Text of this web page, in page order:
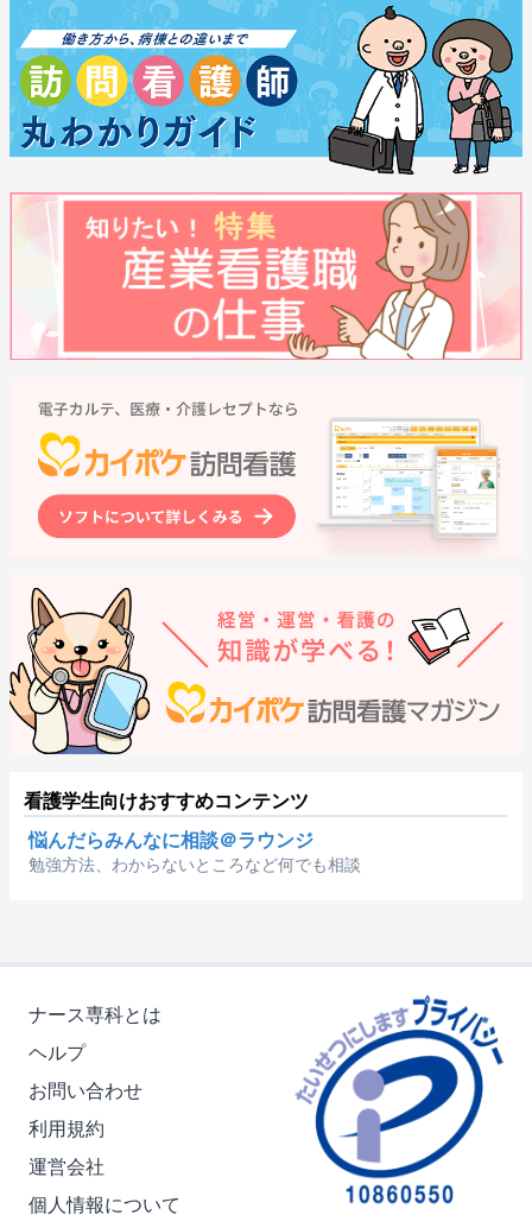
看護学生向けおすすめコンテンツ
悩んだらみんなに相談＠ラウンジ
勉強方法、わからないところなど何でも相談
ナース専科とは
ヘルプ
お問い合わせ
利用規約
運営会社
個人情報について